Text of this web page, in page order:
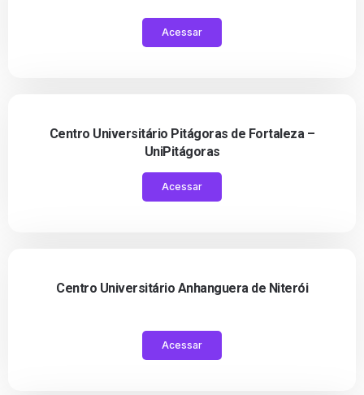
Acessar
Centro Universitário Pitágoras de Fortaleza –
UniPitágoras
Acessar
Centro Universitário Anhanguera de Niterói
Acessar